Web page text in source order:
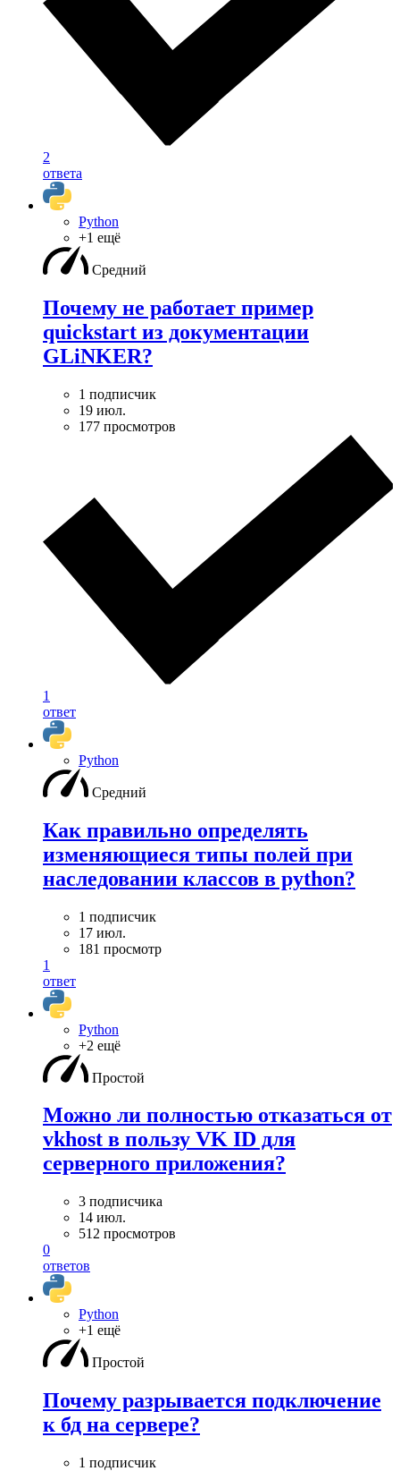
2
ответа
Python
+1 ещё
Средний
Почему не работает пример
quickstart из документации
GLiNKER?
1 подписчик
19 июл.
177 просмотров
1
ответ
Python
Средний
Как правильно определять
изменяющиеся типы полей при
наследовании классов в python?
1 подписчик
17 июл.
181 просмотр
1
ответ
Python
+2 ещё
Простой
Можно ли полностью отказаться от
vkhost в пользу VK ID для
серверного приложения?
3 подписчика
14 июл.
512 просмотров
0
ответов
Python
+1 ещё
Простой
Почему разрывается подключение
к бд на сервере?
1 подписчик